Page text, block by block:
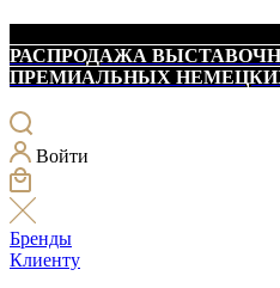
РАСПРОДАЖА
ПРЕМИАЛЬНЫХ
Войти
Бренды
Клиенту